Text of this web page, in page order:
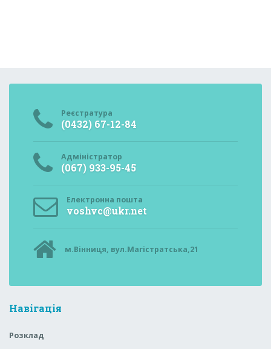
Реєстратура
(0432) 67-12-84
Адміністратор
(067) 933-95-45
Електронна пошта
voshvc@ukr.net
м.Вінниця, вул.Магістратська,21
Навігація
Розклад